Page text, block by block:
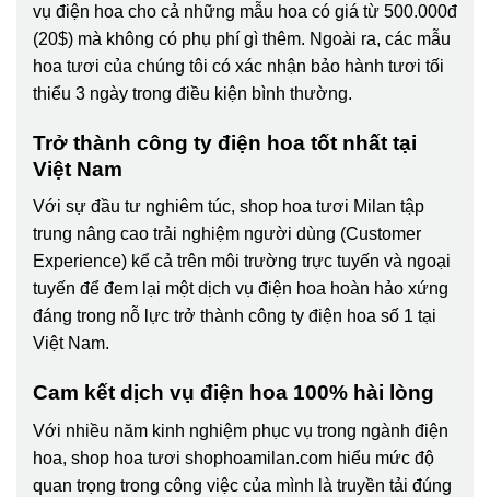
vụ điện hoa cho cả những mẫu hoa có giá từ 500.000đ
(20$) mà không có phụ phí gì thêm. Ngoài ra, các mẫu
hoa tươi của chúng tôi có xác nhận bảo hành tươi tối
thiểu 3 ngày trong điều kiện bình thường.
Trở thành công ty điện hoa tốt nhất tại
Việt Nam
Với sự đầu tư nghiêm túc, shop hoa tươi Milan tập
trung nâng cao trải nghiệm người dùng (Customer
Experience) kể cả trên môi trường trực tuyến và ngoại
tuyến để đem lại một dịch vụ điện hoa hoàn hảo xứng
đáng trong nỗ lực trở thành công ty điện hoa số 1 tại
Việt Nam.
Cam kết dịch vụ điện hoa 100% hài lòng
Với nhiều năm kinh nghiệm phục vụ trong ngành điện
hoa, shop hoa tươi shophoamilan.com hiểu mức độ
quan trọng trong công việc của mình là truyền tải đúng